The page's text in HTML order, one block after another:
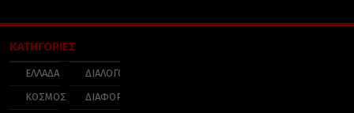
ΚΑΤΗΓΟΡΙΕΣ
ΕΛΛΑΔΑ
ΚΟΣΜΟΣ
ΔΙΑΛΟΓΟΣ
ΔΙΑΦΟΡΑ